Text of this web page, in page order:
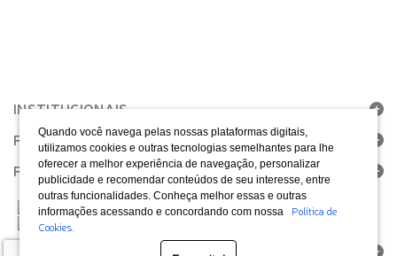
Quando você navega pelas nossas plataformas digitais,
utilizamos cookies e outras tecnologias semelhantes para lhe
oferecer a melhor experiência de navegação, personalizar
publicidade e recomendar conteúdos de seu interesse, entre
outras funcionalidades. Conheça melhor essas e outras
informações acessando e concordando com nossa
Política de
Cookies.
INSTITUCIONAIS
FALE CONOSCO
FORMAS DE PAGAMENTO